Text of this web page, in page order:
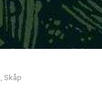
,Skåp